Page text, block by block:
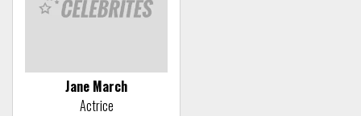
Jane March
Actrice